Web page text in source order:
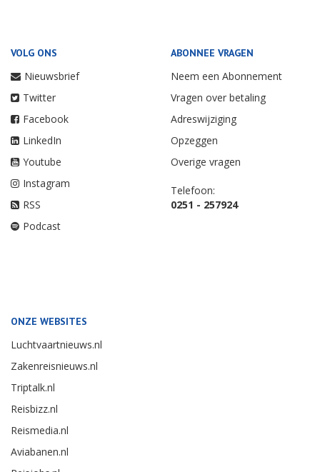
VOLG ONS
Nieuwsbrief
Twitter
Facebook
LinkedIn
Youtube
Instagram
RSS
Podcast
ABONNEE VRAGEN
Neem een Abonnement
Vragen over betaling
Adreswijziging
Opzeggen
Overige vragen
Telefoon:
0251 - 257924
ONZE WEBSITES
Luchtvaartnieuws.nl
Zakenreisnieuws.nl
Triptalk.nl
Reisbizz.nl
Reismedia.nl
Aviabanen.nl